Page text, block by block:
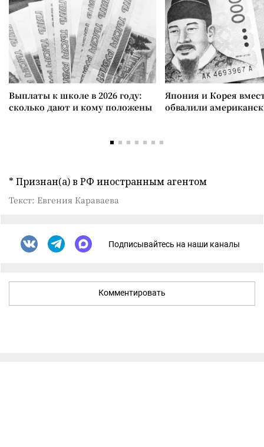
Выплаты к школе в 2026 году:
сколько дают и кому положены
Япония и Корея
обвалили
* Признан(а) в РФ иностранным агентом
Текст: Евгения Караваева
Подписывайтесь на наши каналы
Комментировать